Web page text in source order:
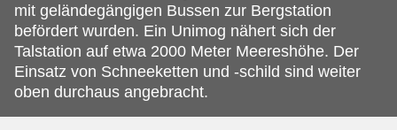
mit geländegängigen Bussen zur Bergstation
befördert wurden. Ein Unimog nähert sich der
Talstation auf etwa 2000 Meter Meereshöhe. Der
Einsatz von Schneeketten und -schild sind weiter
oben durchaus angebracht.